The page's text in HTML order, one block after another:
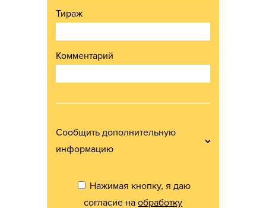
Тираж
Комментарий
Сообщить дополнительную
информацию
Нажимая кнопку, я даю
согласие на обработку